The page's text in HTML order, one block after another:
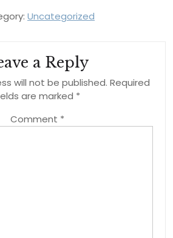
Uncategorized
a Reply
will not be published. Required
are marked *
Comment *